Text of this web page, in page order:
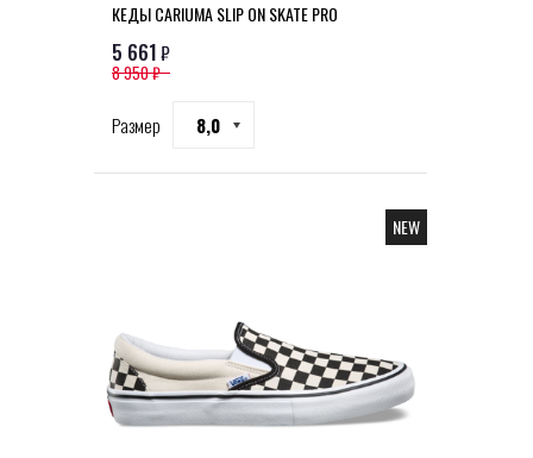
КЕДЫ CARIUMA SLIP ON SKATE PRO
5 661₽
8 950 ₽
Размер 8,0
NEW